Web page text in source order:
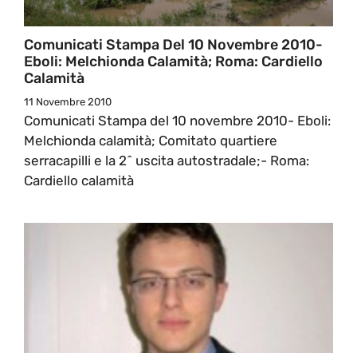
Comunicati Stampa Del 10 Novembre 2010-
Eboli: Melchionda Calamità; Roma: Cardiello
Calamità
11 Novembre 2010
Comunicati Stampa del 10 novembre 2010- Eboli:
Melchionda calamità; Comitato quartiere
serracapilli e la 2^ uscita autostradale;- Roma:
Cardiello calamità